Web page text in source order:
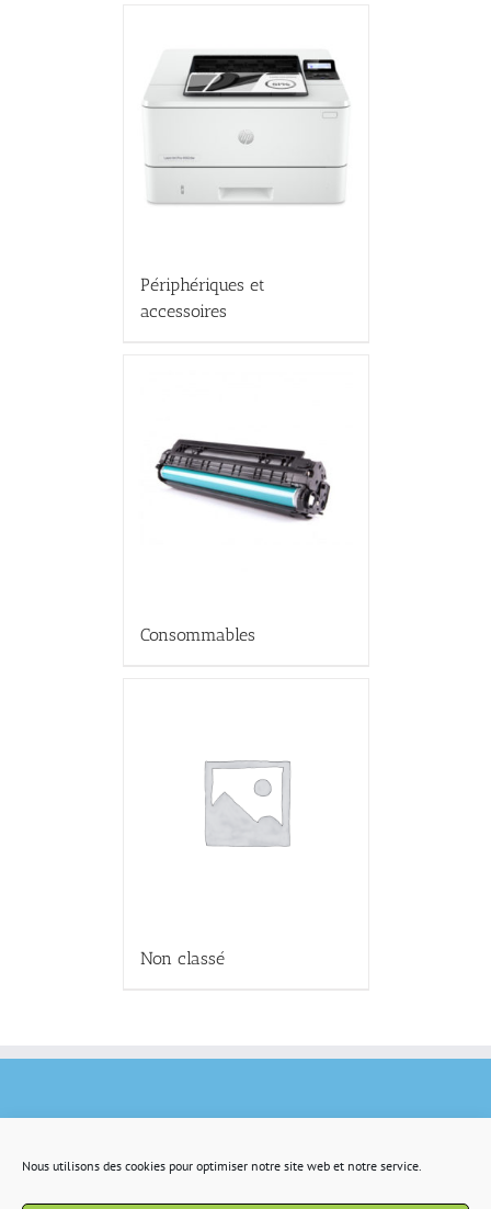
Nous utilisons des cookies pour optimiser notre site web et notre service.
Périphériques et
accessoires
Consommables
Non classé